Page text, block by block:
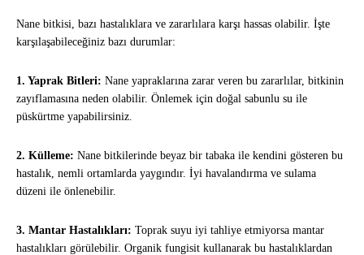
Nane bitkisi, bazı hastalıklara ve zararlılara karşı hassas olabilir. İşte
karşılaşabileceğiniz bazı durumlar:
1. Yaprak Bitleri: Nane yapraklarına zarar veren bu zararlılar, bitkinin
zayıflamasına neden olabilir. Önlemek için doğal sabunlu su ile
püskürtme yapabilirsiniz.
2. Külleme: Nane bitkilerinde beyaz bir tabaka ile kendini gösteren bu
hastalık, nemli ortamlarda yaygındır. İyi havalandırma ve sulama
düzeni ile önlenebilir.
3. Mantar Hastalıkları: Toprak suyu iyi tahliye etmiyorsa mantar
hastalıkları görülebilir. Organik fungisit kullanarak bu hastalıklardan